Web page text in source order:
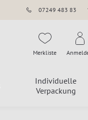
07249 483 83
Merkliste
Individuelle
Verpackung